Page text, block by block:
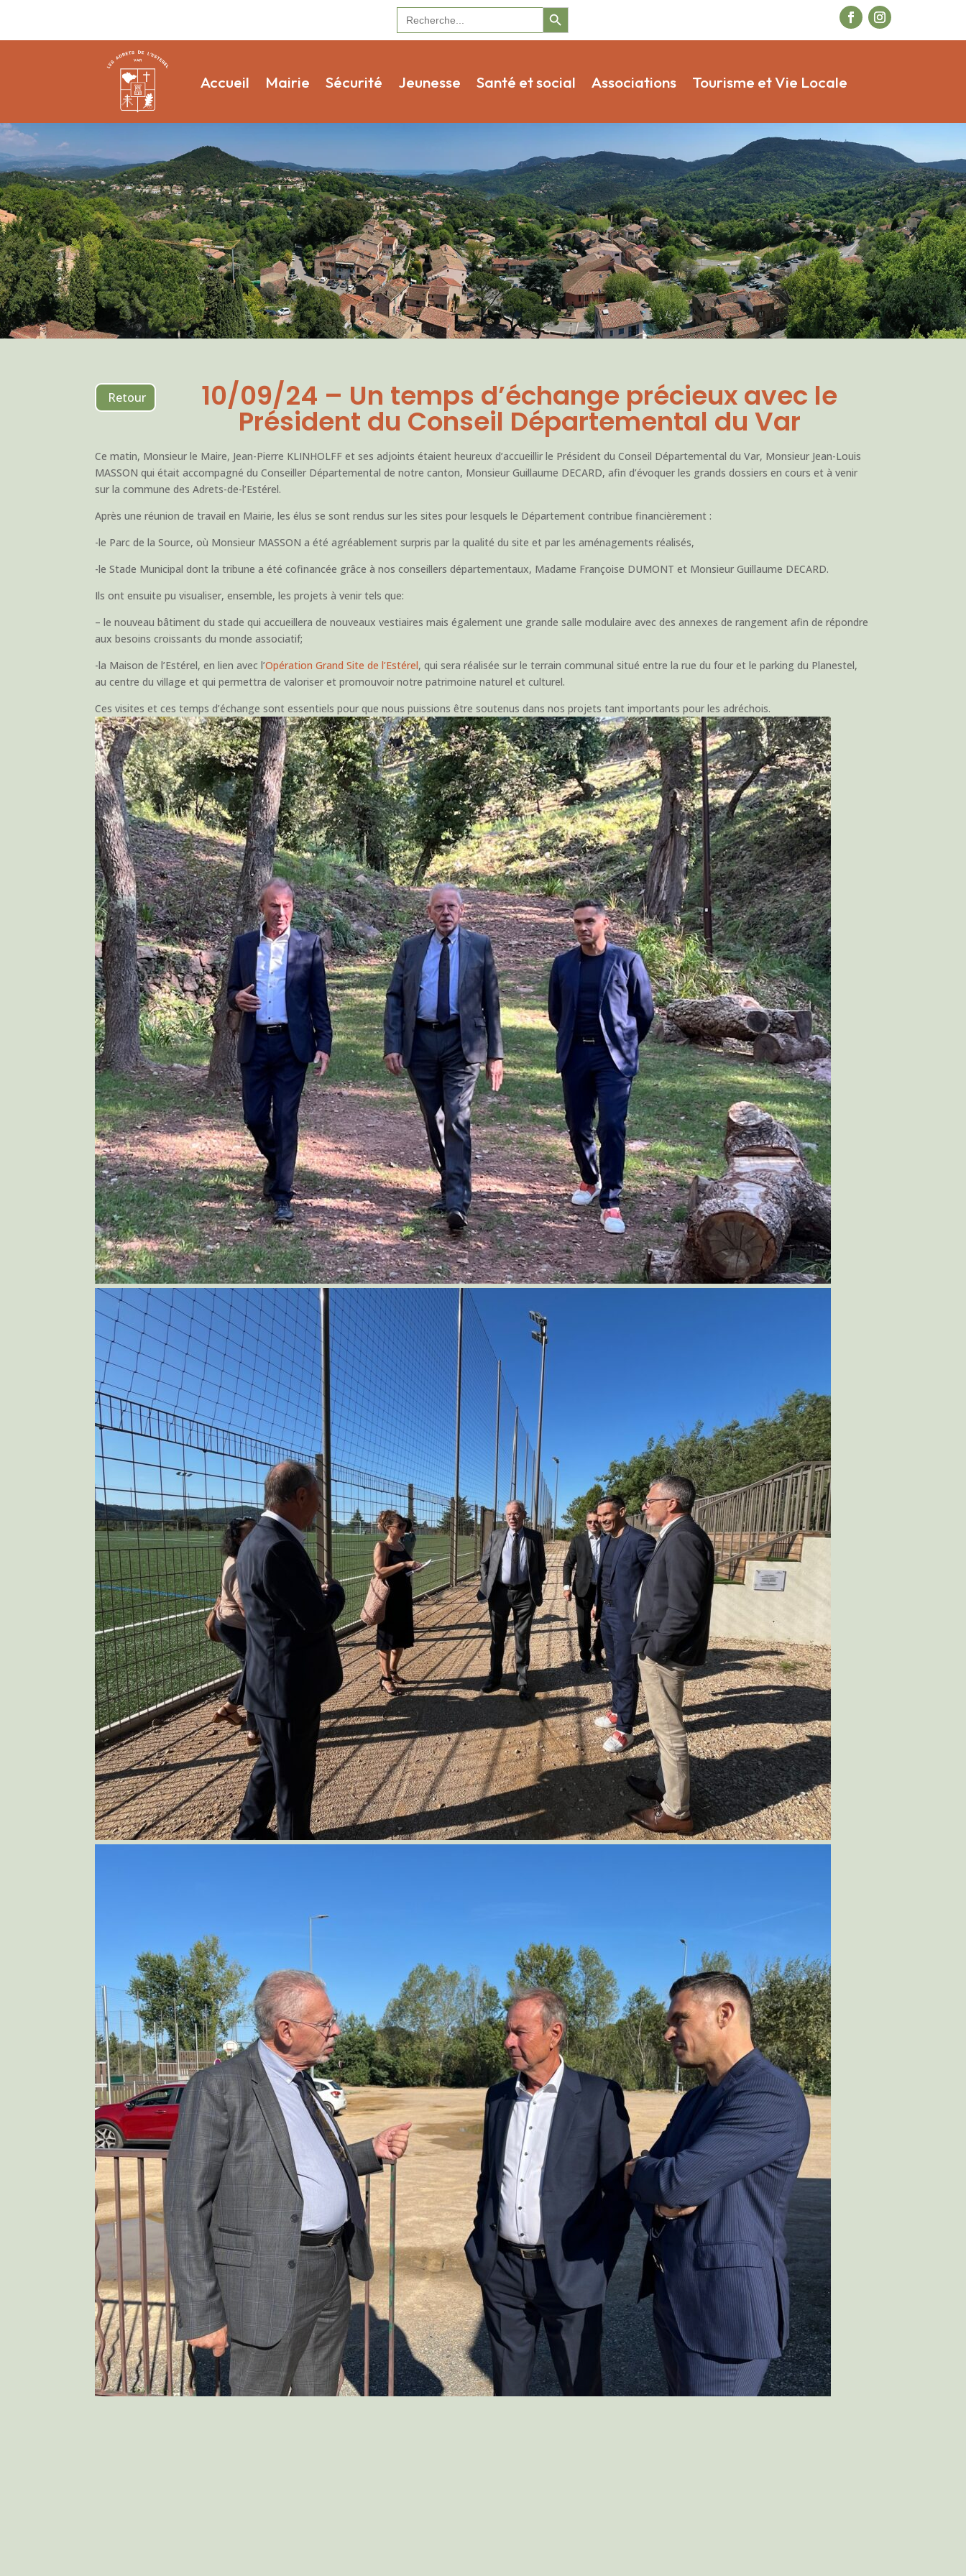
Search
for:
Search Button
Accueil Mairie Sécurité Jeunesse Santé et social Associations Tourisme et Vie Locale
Retour 10/09/24 – Un temps d’échange précieux avec le
Président du Conseil Départemental du Var
Ce matin, Monsieur le Maire, Jean-Pierre KLINHOLFF et ses adjoints étaient heureux d’accueillir le Président du Conseil Départemental du Var, Monsieur Jean-Louis
MASSON qui était accompagné du Conseiller Départemental de notre canton, Monsieur Guillaume DECARD, afin d’évoquer les grands dossiers en cours et à venir
sur la commune des Adrets-de-l’Estérel.
Après une réunion de travail en Mairie, les élus se sont rendus sur les sites pour lesquels le Département contribue financièrement :
-le Parc de la Source, où Monsieur MASSON a été agréablement surpris par la qualité du site et par les aménagements réalisés,
-le Stade Municipal dont la tribune a été cofinancée grâce à nos conseillers départementaux, Madame Françoise DUMONT et Monsieur Guillaume DECARD.
Ils ont ensuite pu visualiser, ensemble, les projets à venir tels que:
– le nouveau bâtiment du stade qui accueillera de nouveaux vestiaires mais également une grande salle modulaire avec des annexes de rangement afin de répondre
aux besoins croissants du monde associatif;
-la Maison de l’Estérel, en lien avec l’Opération Grand Site de l’Estérel, qui sera réalisée sur le terrain communal situé entre la rue du four et le parking du Planestel,
au centre du village et qui permettra de valoriser et promouvoir notre patrimoine naturel et culturel.
Ces visites et ces temps d’échange sont essentiels pour que nous puissions être soutenus dans nos projets tant importants pour les adréchois.